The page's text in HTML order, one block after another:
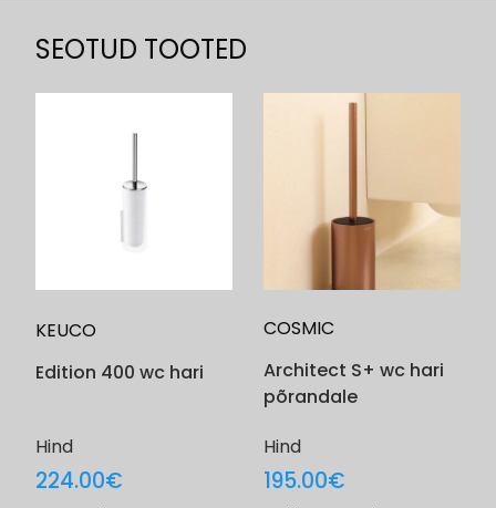
SEOTUD TOOTED
KEUCO
Edition 400 wc hari
Hind
224.00€
COSMIC
Architect S+ wc hari
põrandale
Hind
195.00€